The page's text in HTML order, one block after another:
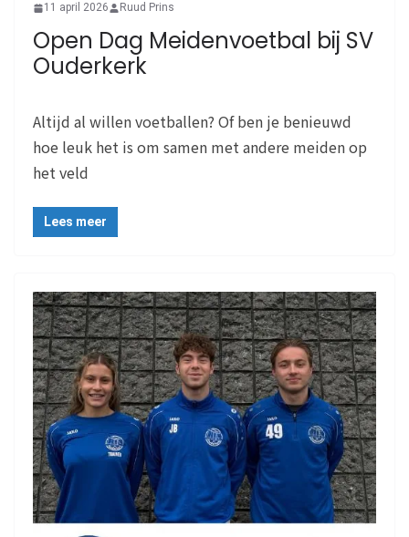
11 april 2026 Ruud Prins
Open Dag Meidenvoetbal bij SV
Ouderkerk
Altijd al willen voetballen? Of ben je benieuwd
hoe leuk het is om samen met andere meiden op
het veld
Lees meer